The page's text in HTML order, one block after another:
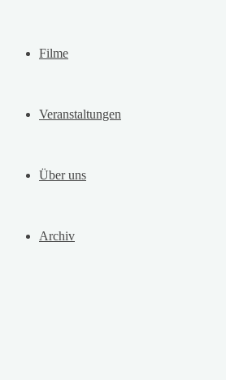
Filme
Veranstaltungen
Über uns
Archiv